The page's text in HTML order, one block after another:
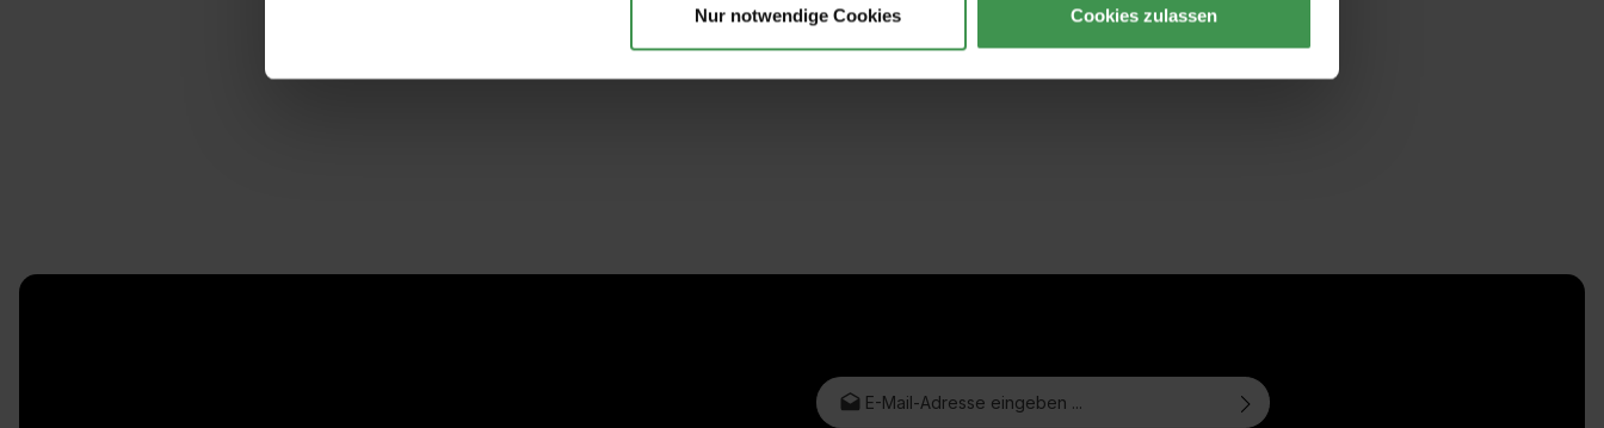
Nur notwendige Cookies Cookies zulassen
E-Mail-Adresse*